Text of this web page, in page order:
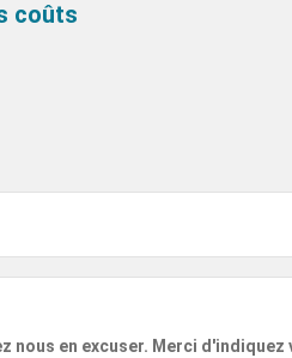
coûts
nous en excuser. Merci d'indiquez